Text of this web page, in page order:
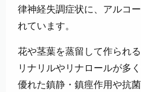
律神経失調症状に、アルコ
れています。
花や茎葉を蒸留して作られ
リナリルやリナロールが多
優れた鎮静・鎮痙作用や抗